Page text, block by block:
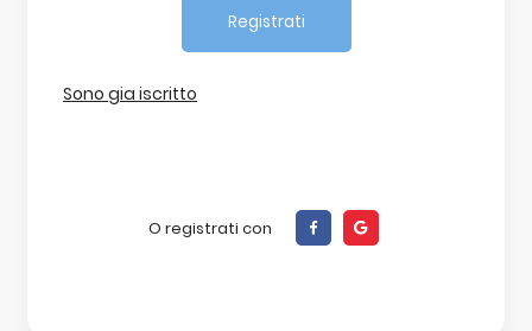
Sono gia iscritto
O registrati con